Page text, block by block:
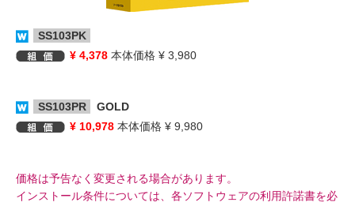
SS103PK
¥ 4,378 本体価格 ¥ 3,980
SS103PR
GOLD
¥ 10,978 本体価格 ¥ 9,980
価格は予告なく変更される場合があります。
インストール条件については、各ソフトウェアの利用許諾書を必